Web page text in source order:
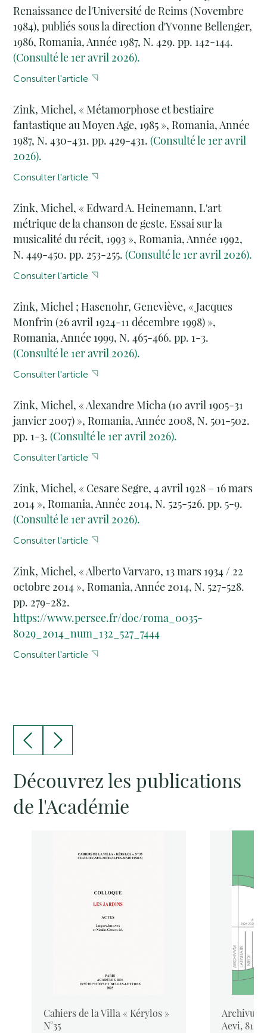
Renaissance de l'Université de Reims (Novembre
1984), publiés sous la direction d'Yvonne Bellenger,
1986, Romania, Année 1987, N. 429. pp. 142-144.
(Consulté le 1er avril 2026).
Consulter l'article
Zink, Michel, « Métamorphose et bestiaire
fantastique au Moyen Age, 1985 », Romania, Année
1987, N. 430-431. pp. 429-431.(Consulté le 1er avril
2026).
Consulter l'article
Zink, Michel, « Edward A. Heinemann, L'art
métrique de la chanson de geste. Essai sur la
musicalité du récit, 1993 », Romania, Année 1992,
N. 449-450. pp. 253-255.(Consulté le 1er avril 2026).
Consulter l'article
Zink, Michel ; Hasenohr, Geneviève, « Jacques
Monfrin (26 avril 1924-11 décembre 1998) »,
Romania, Année 1999, N. 465-466. pp. 1-3.
(Consulté le 1er avril 2026).
Consulter l'article
Zink, Michel, « Alexandre Micha (10 avril 1905-31
janvier 2007) », Romania, Année 2008, N. 501-502.
pp. 1-3.(Consulté le 1er avril 2026).
Consulter l'article
Zink, Michel, « Cesare Segre, 4 avril 1928 – 16 mars
2014 », Romania, Année 2014, N. 525-526. pp. 5-9.
(Consulté le 1er avril 2026).
Consulter l'article
Zink, Michel, « Alberto Varvaro, 13 mars 1934 / 22
octobre 2014 », Romania, Année 2014, N. 527-528.
pp. 279-282.
https://www.persee.fr/doc/roma_0035-
8029_2014_num_132_527_7444
Consulter l'article
Découvrez les publications
de l'Académie
Cahiers de la Villa « Kérylos »
N°35
Aevi, 81,